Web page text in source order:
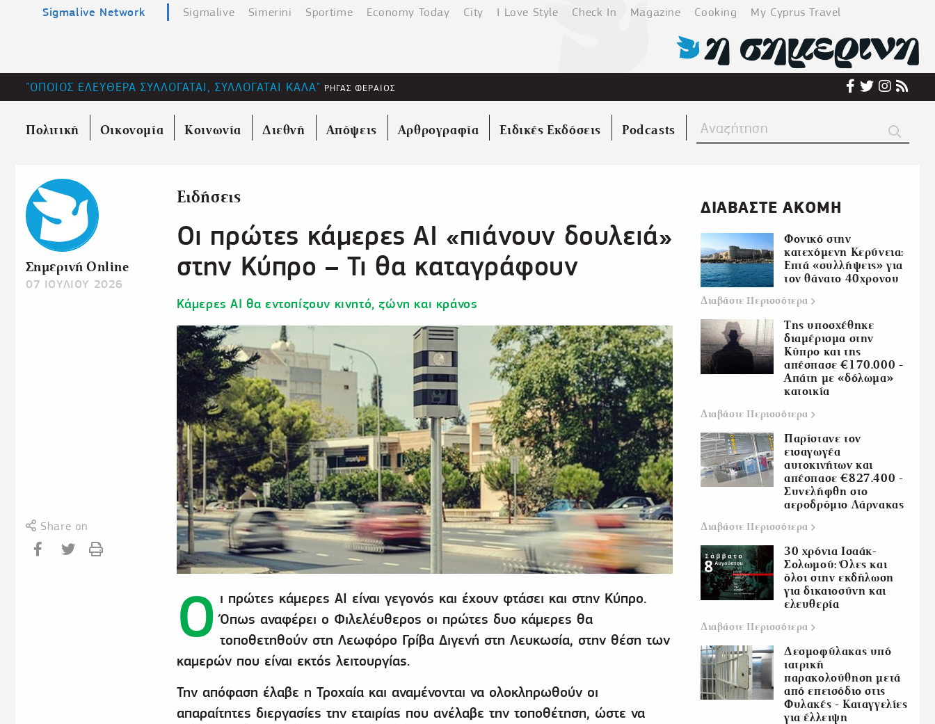
Sigmalive Network Sigmalive Simerini Sportime Economy Today City I Love Style Check In Magazine Cooking My Cyprus Travel
"ΟΠΟΙΟΣ ΕΛΕΥΘΕΡΑ ΣΥΛΛΟΓΑΤΑΙ, ΣΥΛΛΟΓΑΤΑΙ ΚΑΛΑ" ΡΗΓΑΣ ΦΕΡΑΙΟΣ
Πολιτική Οικονομία Κοινωνία Διεθνή Απόψεις Αρθρογραφία Ειδικές Εκδόσεις Podcasts
Σημερινή Online
07 ΙΟΥΛΙΟΥ 2026
Share on
Ειδήσεις
Οι πρώτες κάμερες ΑΙ «πιάνουν δουλειά»
στην Κύπρο – Τι θα καταγράφουν
Κάμερες ΑΙ θα εντοπίζουν κινητό, ζώνη και κράνος
Ο ι πρώτες κάμερες ΑΙ είναι γεγονός και έχουν φτάσει και στην Κύπρο.
Όπως αναφέρει ο Φιλελέυθερος οι πρώτες δυο κάμερες θα
τοποθετηθούν στη Λεωφόρο Γρίβα Διγενή στη Λευκωσία, στην θέση των
καμερών που είναι εκτός λειτουργίας.
Την απόφαση έλαβε η Τροχαία και αναμένονται να ολοκληρωθούν οι
απαραίτητες διεργασίες την εταιρίας που ανέλαβε την τοποθέτηση, ώστε να
ΔΙΑΒΑΣΤΕ ΑΚΟΜΗ
Φονικό στην
κατεχόμενη Κερύνεια:
Επτά «συλλήψεις» για
τον θάνατο 40χρονου
Διαβάστε Περισσότερα
Της υποσχέθηκε
διαμέρισμα στην
Κύπρο και της
απέσπασε €170.000 -
Απάτη με «δόλωμα»
κατοικία
Διαβάστε Περισσότερα
Παρίστανε τον
εισαγωγέα
αυτοκινήτων και
απέσπασε €827.400 -
Συνελήφθη στο
αεροδρόμιο Λάρνακας
Διαβάστε Περισσότερα
30 χρόνια Ισαάκ-
Σολωμού: Όλες και
όλοι στην εκδήλωση
για δικαιοσύνη και
ελευθερία
Διαβάστε Περισσότερα
Δεσμοφύλακας υπό
ιατρική
παρακολούθηση μετά
από επεισόδιο στις
Φυλακές - Καταγγελίες
για έλλειψη